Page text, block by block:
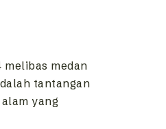
melibas medan
tantangan
yang